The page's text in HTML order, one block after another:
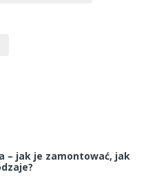
– jak je zamontować, jak